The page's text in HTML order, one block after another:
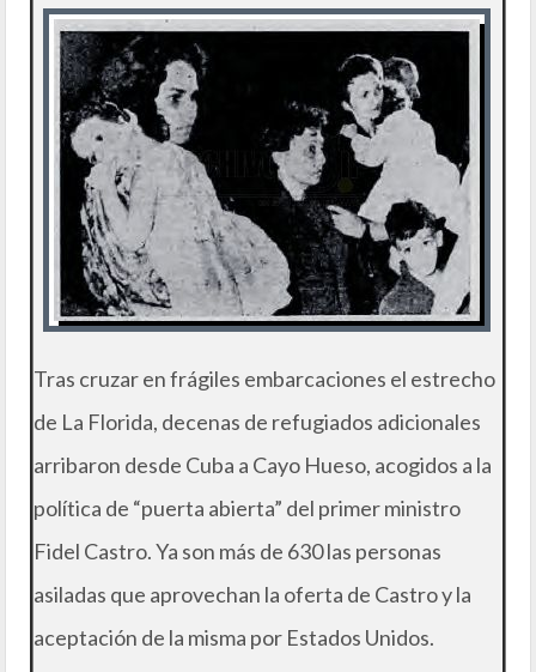
Tras cruzar en frágiles embarcaciones el estrecho
de La Florida, decenas de refugiados adicionales
arribaron desde Cuba a Cayo Hueso, acogidos a la
política de “puerta abierta” del primer ministro
Fidel Castro. Ya son más de 630 las personas
asiladas que aprovechan la oferta de Castro y la
aceptación de la misma por Estados Unidos.